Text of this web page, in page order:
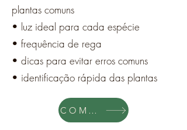
plantas comuns
• luz ideal para cada espécie
• frequência de rega
• dicas para evitar erros comuns
• identificação rápida das plantas
COMPRAR